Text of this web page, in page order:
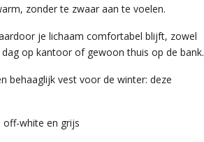
zonder te zwaar aan te voelen.
je lichaam comfortabel blijft, zowel
op kantoor of gewoon thuis op de bank.
behaaglijk vest voor de winter: deze
off-white en grijs